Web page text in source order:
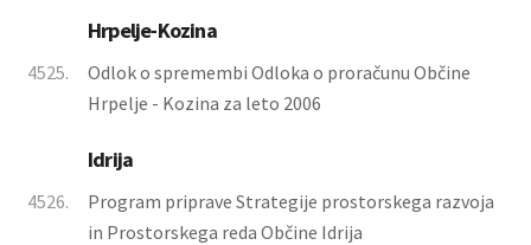
Hrpelje-Kozina
4525.
Odlok o spremembi Odloka o proračunu Občine
Hrpelje - Kozina za leto 2006
Idrija
4526.
Program priprave Strategije prostorskega razvoja
in Prostorskega reda Občine Idrija